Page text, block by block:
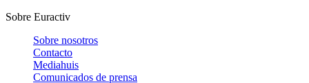
Sobre Euractiv
Sobre nosotros
Contacto
Mediahuis
Comunicados de prensa